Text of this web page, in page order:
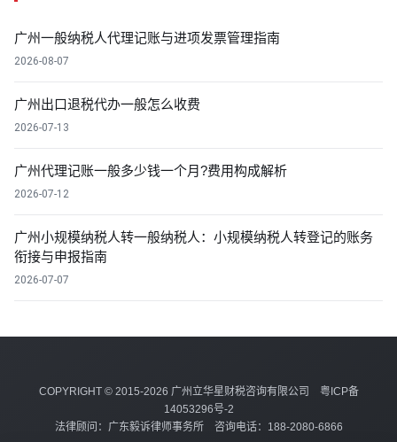
广州一般纳税人代理记账与进项发票管理指南
2026-08-07
广州出口退税代办一般怎么收费
2026-07-13
广州代理记账一般多少钱一个月?费用构成解析
2026-07-12
广州小规模纳税人转一般纳税人：小规模纳税人转登记的账务
衔接与申报指南
2026-07-07
COPYRIGHT © 2015-2026 广州立华星财税咨询有限公司 粤ICP备
14053296号-2
法律顾问：广东毅诉律师事务所 咨询电话：188-2080-6866